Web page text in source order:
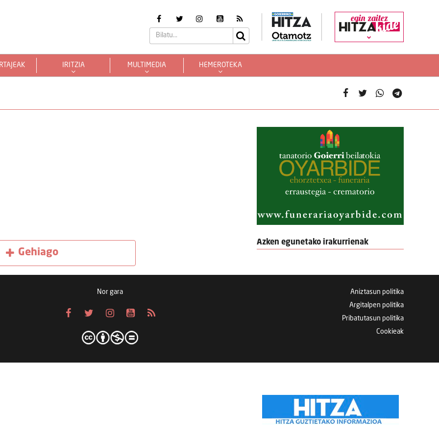
egin zaitez
IRITZIA MULTIMEDIA HEMEROTEKA
Gehiago
Azken egunetako irakurrienak
Nor gara
Aniztasun politika
Argitalpen politika
Pribatutasun politika
Cookieak